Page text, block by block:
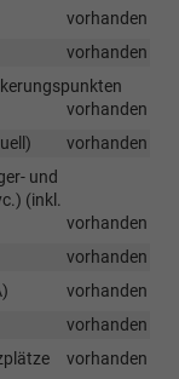
vorhanden
vorhanden
vorhanden
vorhanden
und
(inkl.
vorhanden
vorhanden
vorhanden
vorhanden
vorhanden